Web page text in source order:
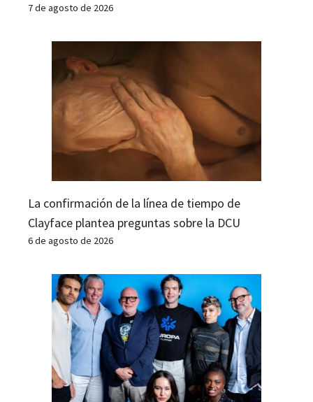
7 de agosto de 2026
La confirmación de la línea de tiempo de
Clayface plantea preguntas sobre la DCU
6 de agosto de 2026